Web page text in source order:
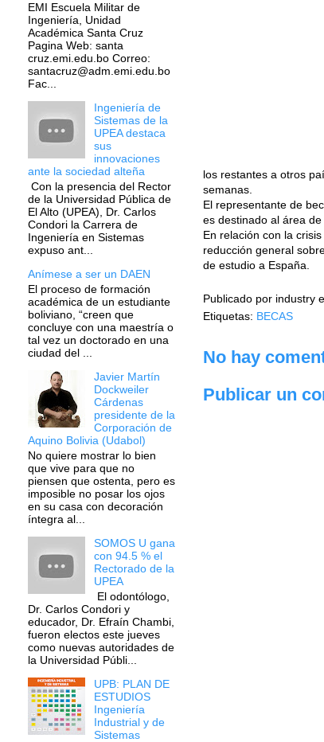
los restantes a otros
semanas.
El representante de
es destinado al área
En relación con la
reducción general
de estudio a España.
Publicado por industry
Etiquetas: BECAS
No hay
Publicar un
EMI Escuela Militar de
Ingeniería, Unidad
Académica Santa Cruz
Pagina Web: santa
cruz.emi.edu.bo Correo:
santacruz@adm.emi.edu.bo
Fac...
Ingeniería de
Sistemas de la
UPEA destaca
sus
innovaciones
ante la sociedad alteña
Con la presencia del Rector
de la Universidad Pública de
El Alto (UPEA), Dr. Carlos
Condori la Carrera de
Ingeniería en Sistemas
expuso ant...
Anímese a ser un DAEN
El proceso de formación
académica de un estudiante
boliviano, “creen que
concluye con una maestría o
tal vez un doctorado en una
ciudad del ...
Javier Martín
Dockweiler
Cárdenas
presidente de la
Corporación de
Aquino Bolivia (Udabol)
No quiere mostrar lo bien
que vive para que no
piensen que ostenta, pero es
imposible no posar los ojos
en su casa con decoración
íntegra al...
SOMOS U gana
con 94.5 % el
Rectorado de la
UPEA
El odontólogo,
Dr. Carlos Condori y
educador, Dr. Efraín Chambi,
fueron electos este jueves
como nuevas autoridades de
la Universidad Públi...
UPB: PLAN DE
ESTUDIOS
Ingeniería
Industrial y de
Sistemas